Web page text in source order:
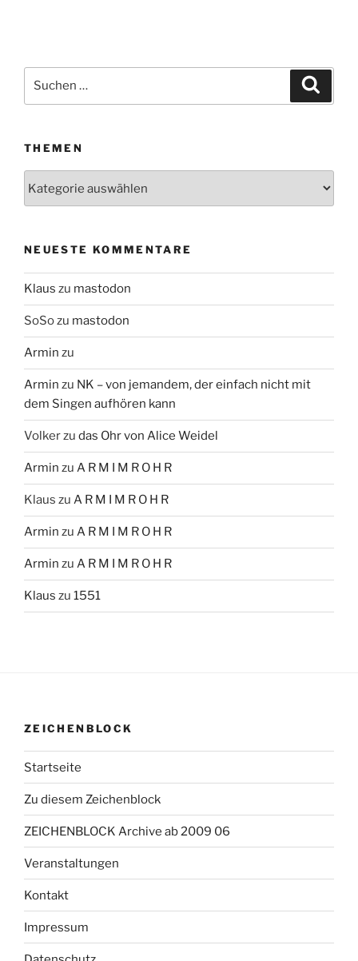
Suchen
THEMEN
NEUESTE KOMMENTARE
Klaus zu mastodon
SoSozu mastodon
Armin zu
Armin zu NK – von jemandem, der einfach nicht mit
dem Singen aufhören kann
Volkerzu das Ohr von Alice Weidel
Armin zu A R M I M R O H R
Klaus zu A R M I M R O H R
Armin zu A R M I M R O H R
Armin zu A R M I M R O H R
Klaus zu 1551
ZEICHENBLOCK
Startseite
Zu diesem Zeichenblock
ZEICHENBLOCK Archive ab 2009 06
Veranstaltungen
Kontakt
Impressum